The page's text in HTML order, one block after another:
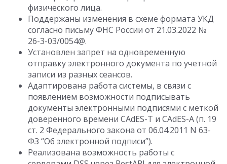
физического лица.
Поддержаны изменения в схеме формата УКД
согласно письму ФНС России от 21.03.2022 №
26-3-03/0054@.
Установлен запрет на одновременную
отправку электронного документа по учетной
записи из разных сеансов.
Адаптирована работа системы, в связи с
появлением возможности подписывать
документы электронными подписями с меткой
доверенного времени CAdES-T и CAdES-A (п. 19
ст. 2 Федерального закона от 06.04.2011 N 63-
ФЗ “Об электронной подписи”).
Реализована возможность работы с